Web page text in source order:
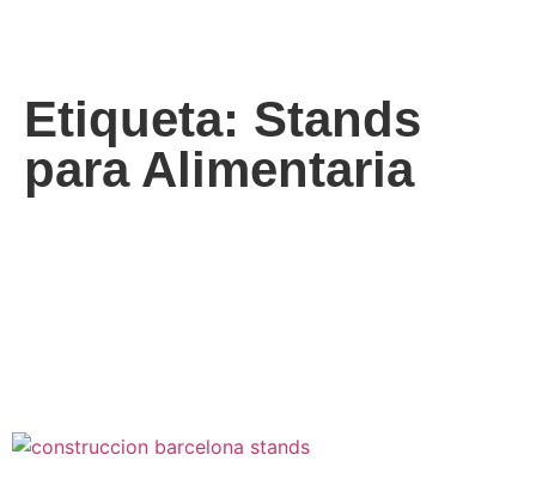
Etiqueta: Stands
para Alimentaria